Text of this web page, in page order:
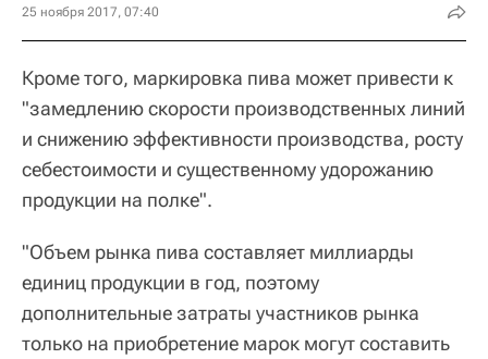
25 ноября 2017, 07:40
Кроме того, маркировка пива может привести к
"замедлению скорости производственных линий
и снижению эффективности производства, росту
себестоимости и существенному удорожанию
продукции на полке".
"Объем рынка пива составляет миллиарды
единиц продукции в год, поэтому
дополнительные затраты участников рынка
только на приобретение марок могут составить